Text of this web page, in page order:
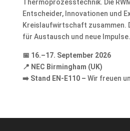
Thermoprozesstechnik. Die
Entscheider, Innovationen und
Kreislaufwirtschaft zusammen.
für Austausch und neue Impulse.
📅 16.–17. September 2026
📍 NEC Birmingham (UK)
➡️Stand EN-E110 – Wir freuen